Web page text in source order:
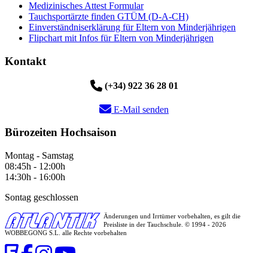
Medizinisches Attest Formular
Tauchsportärzte finden GTÜM (D-A-CH)
Einverständniserklärung für Eltern von Minderjährigen
Flipchart mit Infos für Eltern von Minderjährigen
Kontakt
(+34) 922 36 28 01
E-Mail senden
Bürozeiten Hochsaison
Montag - Samstag
08:45h - 12:00h
14:30h - 16:00h
Sontag geschlossen
Änderungen und Irrtümer vorbehalten, es gilt die
Preisliste in der Tauchschule. © 1994 - 2026
WOBBEGONG S.L. alle Rechte vorbehalten